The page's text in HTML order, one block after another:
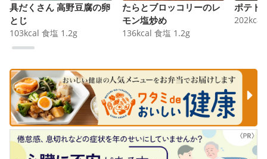
具だくさん 高野豆腐の卵
とじ
103kcal 食塩 1.2g
たらとブロッコリーのレ
モン塩炒め
136kcal 食塩 1.2g
ポテト
202kcal